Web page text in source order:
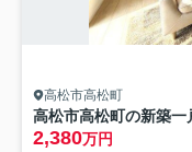
高松市高松町
高松市高松町の新築一
2,380万円